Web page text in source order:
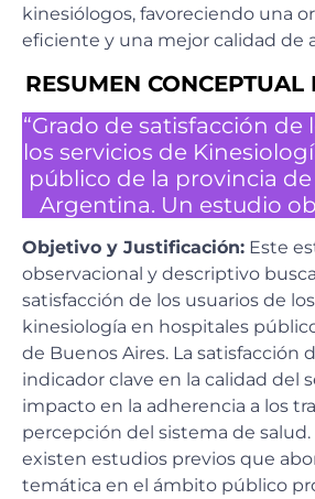
kinesiólogos, favoreciendo una
eficiente y una mejor calidad de
RESUMEN CONCEPTUAL
“Grado de satisfacción de
los servicios de
público de la provincia de
Argentina. Un estudio
Objetivo y Justificación: Este
observacional y descriptivo
satisfacción de los usuarios de
kinesiología en hospitales
de Buenos Aires. La satisfacción
indicador clave en la calidad del
impacto en la adherencia a los
percepción del sistema de salud.
existen estudios previos que
temática en el ámbito público